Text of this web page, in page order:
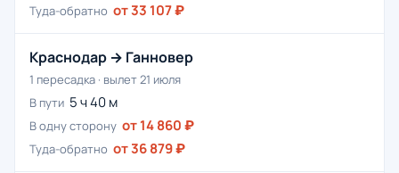
Туда-обратно от 33 107 ₽
Краснодар → Ганновер
1 пересадка · вылет 21 июля
В пути 5 ч 40 м
В одну сторону от 14 860 ₽
Туда-обратно от 36 879 ₽